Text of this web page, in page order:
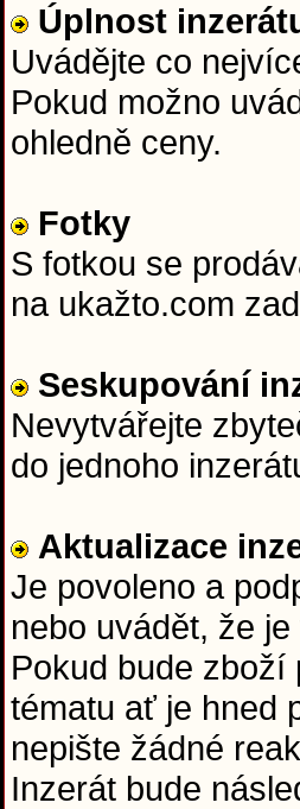
Úplnost
Uvádějte co
Pokud možno
ohledně ceny.
Fotky
S fotkou se
na ukažto.com
Seskupování
Nevytvářejte
do jednoho
Aktualizace
Je povoleno a
nebo uvádět, že
Pokud bude zboží
tématu ať je hned
nepište žádné
Inzerát bude